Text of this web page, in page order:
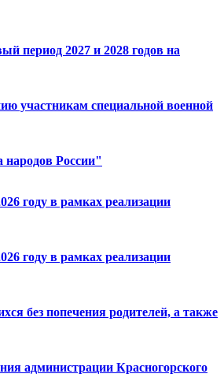
период 2027 и 2028 годов на
участникам специальной военной
народов России"
году в рамках реализации
году в рамках реализации
без попечения родителей, а также
администрации Красногорского